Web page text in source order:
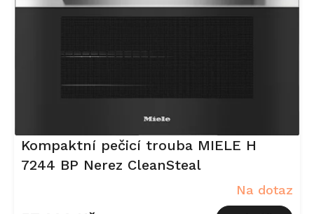
Kompaktní pečicí trouba MIELE H
7244 BP Nerez CleanSteal
Na dotaz